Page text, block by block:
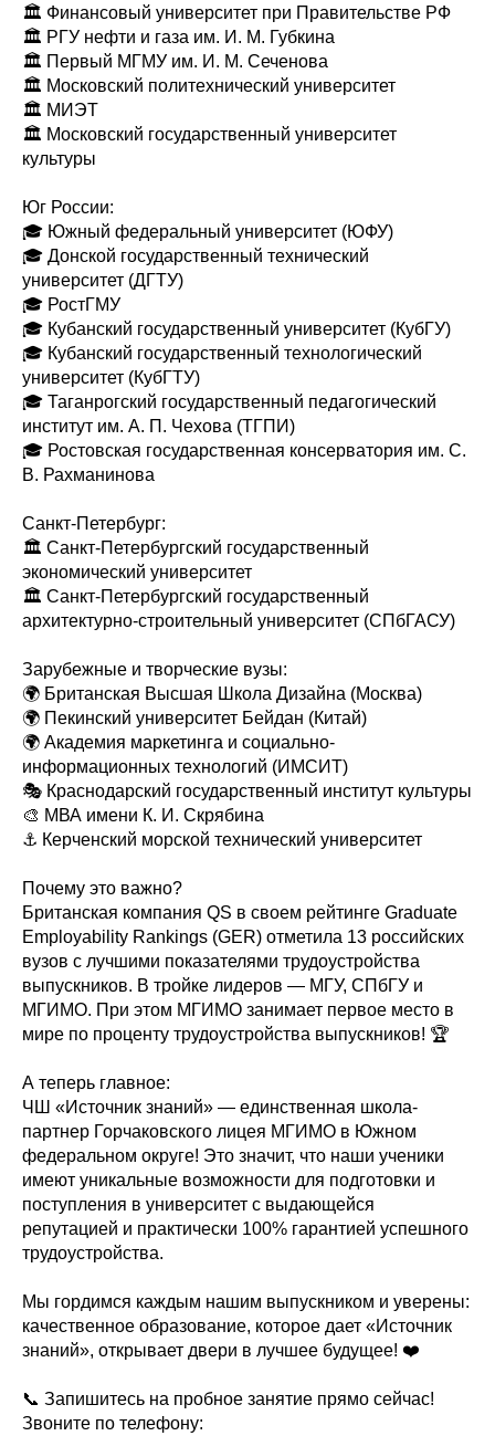
🏛 Финансовый университет при Правительстве РФ
🏛 РГУ нефти и газа им. И. М. Губкина
🏛 Первый МГМУ им. И. М. Сеченова
🏛 Московский политехнический университет
🏛 МИЭТ
🏛 Московский государственный университет
культуры
Юг России:
🎓 Южный федеральный университет (ЮФУ)
🎓 Донской государственный технический
университет (ДГТУ)
🎓 РостГМУ
🎓 Кубанский государственный университет (КубГУ)
🎓 Кубанский государственный технологический
университет (КубГТУ)
🎓 Таганрогский государственный педагогический
институт им. А. П. Чехова (ТГПИ)
🎓 Ростовская государственная консерватория им. С.
В. Рахманинова
Санкт-Петербург:
🏛 Санкт-Петербургский государственный
экономический университет
🏛 Санкт-Петербургский государственный
архитектурно-строительный университет (СПбГАСУ)
Зарубежные и творческие вузы:
🌍 Британская Высшая Школа Дизайна (Москва)
🌍 Пекинский университет Бейдан (Китай)
🌍 Академия маркетинга и социально-
информационных технологий (ИМСИТ)
🎭 Краснодарский государственный институт культуры
🎨 МВА имени К. И. Скрябина
⚓ Керченский морской технический университет
Почему это важно?
Британская компания QS в своем рейтинге Graduate
Employability Rankings (GER) отметила 13 российских
вузов с лучшими показателями трудоустройства
выпускников. В тройке лидеров — МГУ, СПбГУ и
МГИМО. При этом МГИМО занимает первое место в
мире по проценту трудоустройства выпускников! 🏆
А теперь главное:
ЧШ «Источник знаний» — единственная школа-
партнер Горчаковского лицея МГИМО в Южном
федеральном округе! Это значит, что наши ученики
имеют уникальные возможности для подготовки и
поступления в университет с выдающейся
репутацией и практически 100% гарантией успешного
трудоустройства.
Мы гордимся каждым нашим выпускником и уверены:
качественное образование, которое дает «Источник
знаний», открывает двери в лучшее будущее! ❤️
📞 Запишитесь на пробное занятие прямо сейчас!
Звоните по телефону: